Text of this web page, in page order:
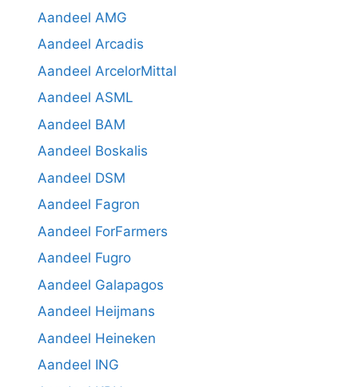
Aandeel AMG
Aandeel Arcadis
Aandeel ArcelorMittal
Aandeel ASML
Aandeel BAM
Aandeel Boskalis
Aandeel DSM
Aandeel Fagron
Aandeel ForFarmers
Aandeel Fugro
Aandeel Galapagos
Aandeel Heijmans
Aandeel Heineken
Aandeel ING